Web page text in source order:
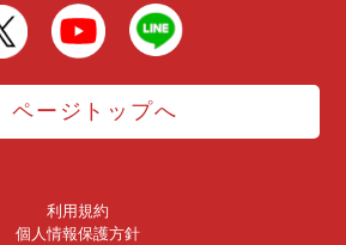
ページトップへ
利用規約
個人情報保護方針